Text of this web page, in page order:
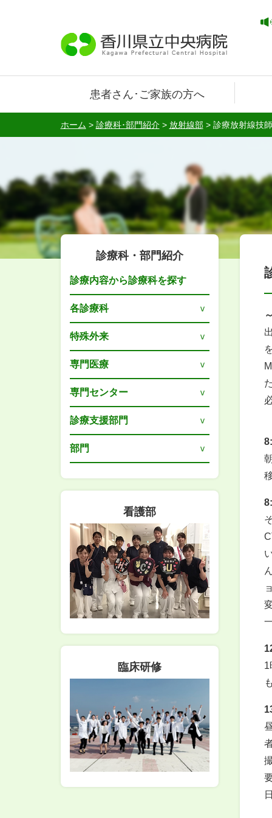
患者さん･ご家族の方へ
ホーム > 診療科･部門紹介> 放射線部> 診療放射線技
1
診療科・部門紹介
診療内容から診療科を探す
各診療科
特殊外来
専門医療
専門センター
診療支援部門
部門
看護部
臨床研修